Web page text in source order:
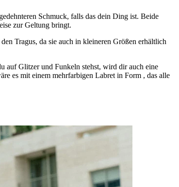
Schmuck, falls das dein Ding ist. Beide
zur Geltung bringt.
Tragus, da sie auch in kleineren Größen erhältlich
auf Glitzer und Funkeln stehst, wird dir auch eine
es mit einem mehrfarbigen Labret in Form , das alle